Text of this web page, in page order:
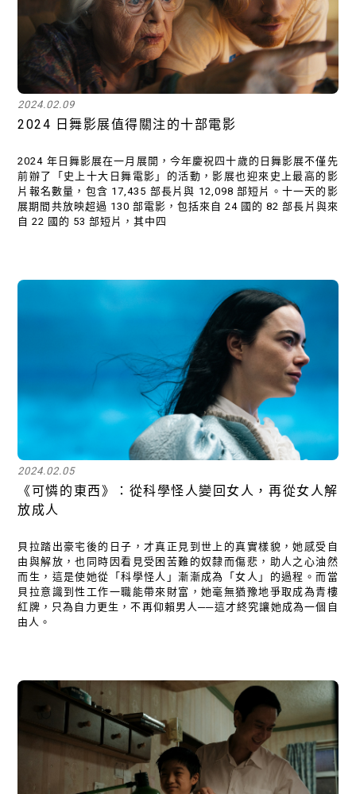
2024.02.09
2024 日舞影展值得關注的十部電影
2024 年日舞影展在一月展開，今年慶祝四十歲的日舞影展不僅先
前辦了「史上十大日舞電影」的活動，影展也迎來史上最高的影
片報名數量，包含 17,435 部長片與 12,098 部短片。十一天的影
展期間共放映超過 130 部電影，包括來自 24 國的 82 部長片與來
自 22 國的 53 部短片，其中四
2024.02.05
《可憐的東西》：從科學怪人變回女人，再從女人解
放成人
貝拉踏出豪宅後的日子，才真正見到世上的真實樣貌，她感受自
由與解放，也同時因看見受困苦難的奴隸而傷悲，助人之心油然
而生，這是使她從「科學怪人」漸漸成為「女人」的過程。而當
貝拉意識到性工作一職能帶來財富，她毫無猶豫地爭取成為青樓
紅牌，只為自力更生，不再仰賴男人──這才終究讓她成為一個自
由人。